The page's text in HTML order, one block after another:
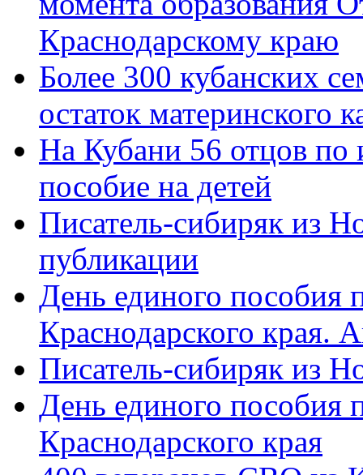
Краснодарскому краю
Более 300 кубанских
остаток материнского
На Кубани 56 отцов по
пособие на детей
Писатель-сибиряк из
публикации
День единого пособия
Краснодарского края.
Писатель-сибиряк из
День единого пособия
Краснодарского края